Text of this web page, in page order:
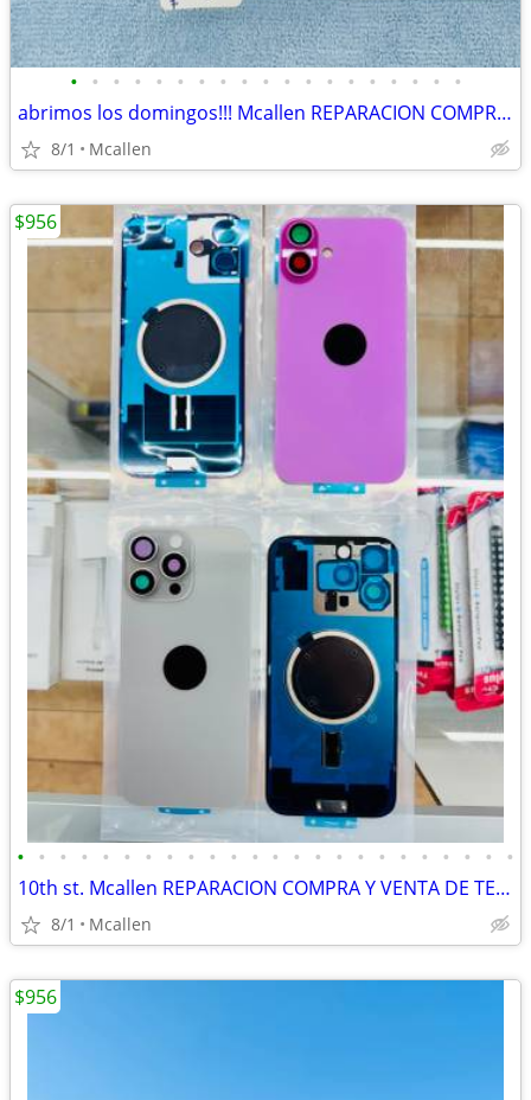
• • • • • • • • • • • • • • • • • • •
abrimos los domingos!!! Mcallen REPARACION COMPRA Y VENTA DE TELEFONOS
8/1 Mcallen
• • • • • • • • • • • • • • • • • • • • • • • •
10th st. Mcallen REPARACION COMPRA Y VENTA DE TELEFONOS
8/1 Mcallen
$956
$956